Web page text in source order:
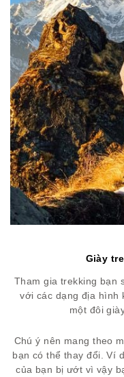
Giày
Tham gia trekking bạn
với các dạng địa hình
một đôi
Chú ý nên mang theo
bạn có thể thay đổi. Ví
của bạn bị ướt vì vậy